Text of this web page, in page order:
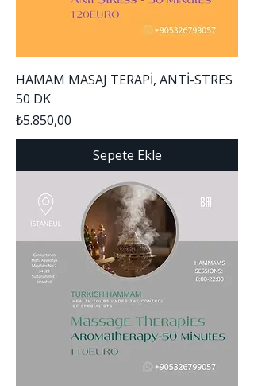
HAMAM MASAJ TERAPİ, ANTİ-STRES
50 DK
Fiyat
₺5.850,00
Sepete Ekle